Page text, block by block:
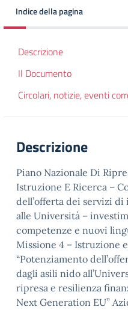
Indice della pagina
Descrizione
Il Documento
Circolari, notizie, eventi
Descrizione
Piano Nazionale Di
Istruzione E Ricerca –
dell’offerta dei servizi
alle Università –
competenze e nuovi
Missione 4 – Istruzione
“Potenziamento
dagli asili nido
ripresa e resilienza
Next Generation EU”